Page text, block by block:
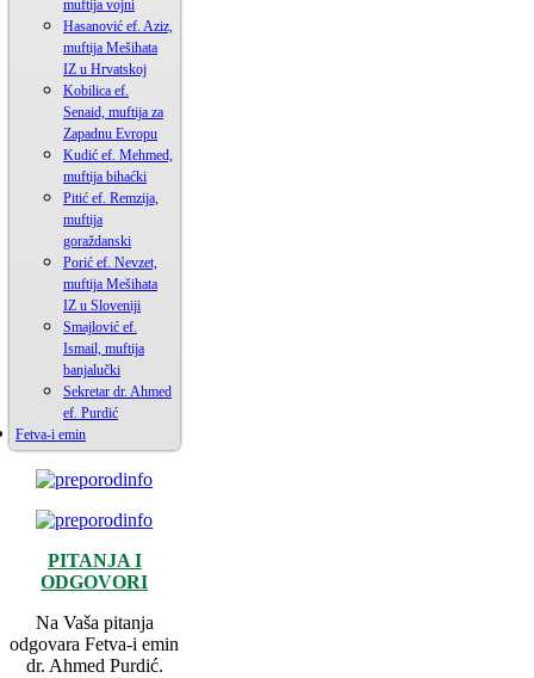
muftija vojni
Hasanović ef. Aziz,
muftija Mešihata
IZ u Hrvatskoj
Kobilica ef.
Senaid, muftija za
Zapadnu Evropu
Kudić ef. Mehmed,
muftija bihaćki
Pitić ef. Remzija,
muftija
goraždanski
Porić ef. Nevzet,
muftija Mešihata
IZ u Sloveniji
Smajlović ef.
Ismail, muftija
banjalučki
Sekretar dr. Ahmed
ef. Purdić
Fetva-i emin
PITANJA I
ODGOVORI
Na Vaša pitanja
odgovara Fetva-i emin
dr. Ahmed Purdić.